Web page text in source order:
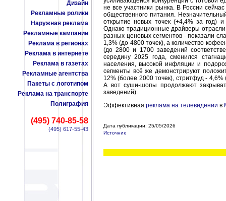
Дизайн
Рекламные ролики
Наружная реклама
Рекламные кампании
Реклама в регионах
Реклама в интернете
Реклама в газетах
Рекламные агентства
Пакеты с логотипом
Реклама на транспорте
Полиграфия
(495) 740-85-58
(495) 617-55-43
не все участники рынка. В России
общественного питания.
открытие новых точек (+4,4% за год)
Однако традиционные драйверы
разных ценовых сегментов - показали
1,3% (до 4800 точек), а количество
(до 2800 и 1700 заведений
середину 2025 года, сменился
населения, высокой инфляции и
сегменты всё же демонстрируют
12% (более 2000 точек), стритфуд -
А вот суши-шопы продолжают
заведений).
Эффективная реклама на телевидении в
Дата публикации: 25/05/2026
Источник